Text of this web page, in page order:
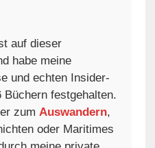
auf dieser
habe meine
und echten Insider-
festgehalten.
zum Auswandern,
oder Maritimes